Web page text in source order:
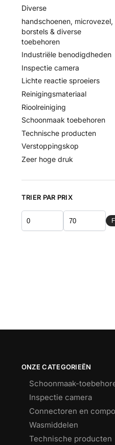
Diverse
handschoenen, microvezel,
borstels & diverse
toebehoren
Industriële benodigdheden
Inspectie camera
Lichte reactie sproeiers
Reinigingsmateriaal
Rioolreiniging
Schoonmaak toebehoren
Technische producten
Verstoppingskop
Zeer hoge druk
TRIER PAR PRIX
ONZE CATEGORIEËN
Schoonmaak-
Inspectie camera
Connectoren en
Wasmiddelen
Technische producten